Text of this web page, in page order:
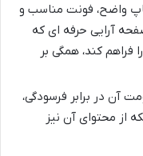
واضح، فونت مناسب و
آرایی حرفه ای که
کند، همگی بر
آن در برابر فرسودگی،
از محتوای آن نیز